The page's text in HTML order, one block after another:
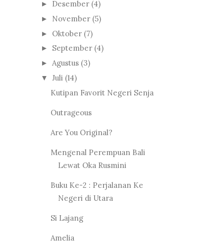
► Desember (4)
► November (5)
► Oktober (7)
► September (4)
► Agustus (3)
▼ Juli (14)
Kutipan Favorit Negeri Senja
Outrageous
Are You Original?
Mengenal Perempuan Bali
Lewat Oka Rusmini
Buku Ke-2 : Perjalanan Ke
Negeri di Utara
Si Lajang
Amelia